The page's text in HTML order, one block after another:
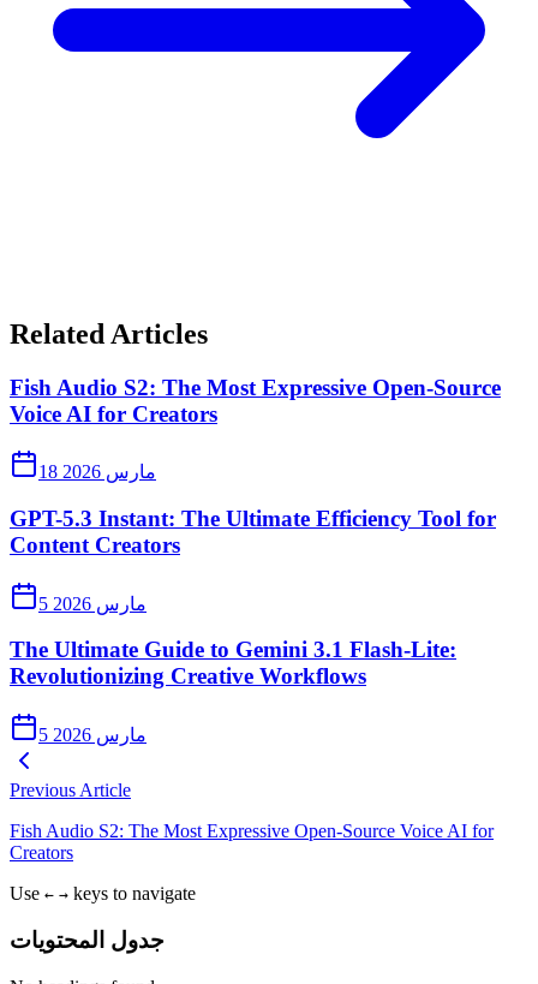
Related Articles
Fish Audio S2: The Most Expressive Open-Source
Voice AI for Creators
18 مارس 2026
GPT-5.3 Instant: The Ultimate Efficiency Tool for
Content Creators
5 مارس 2026
The Ultimate Guide to Gemini 3.1 Flash-Lite:
Revolutionizing Creative Workflows
5 مارس 2026
Previous Article
Fish Audio S2: The Most Expressive Open-Source Voice AI for
Creators
Use ← → keys to navigate
جدول المحتويات